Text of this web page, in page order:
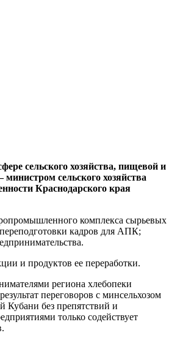
сельского хозяйства, пищевой и
сельского хозяйства
Краснодарского края
комплекса сырьевых
кадров для АПК;
и продуктов ее переработки.
региона хлебопеки
переговоров с минсельхозом
Кубани без препятствий и
только содействует